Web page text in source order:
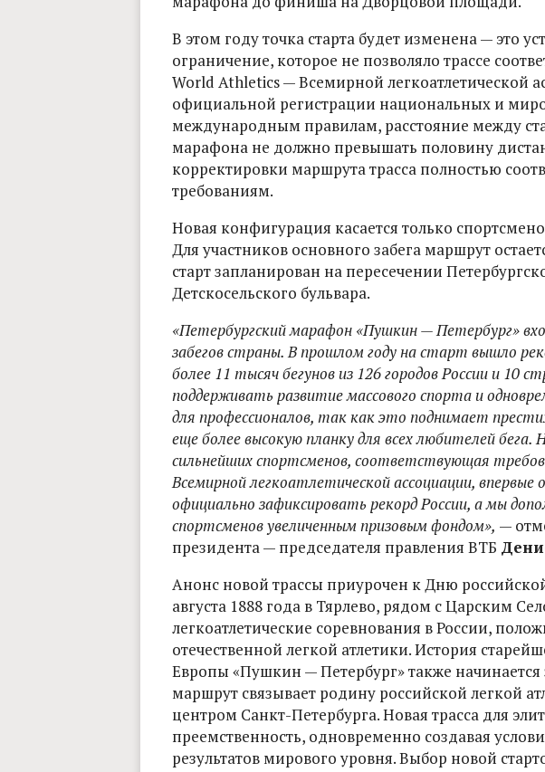
В этом году точка старта будет изменена — это
ограничение, которое не позволяло трассе
World Athletics — Всемирной легкоатлетической
официальной регистрации национальных и
международным правилам, расстояние между
марафона не должно превышать половину
корректировки маршрута трасса полностью
требованиям.
Новая конфигурация касается только
Для участников основного забега маршрут
старт запланирован на пересечении
Детскосельского бульвара.
«Петербургский марафон «Пушкин — Петербург»
забегов страны. В прошлом году на старт вышло
более 11 тысяч бегунов из 126 городов России и 10
поддерживать развитие массового спорта и
для профессионалов, так как это поднимает
еще более высокую планку для всех любителей бега.
сильнейших спортсменов, соответствующая
Всемирной легкоатлетической ассоциации,
официально зафиксировать рекорд России, а мы
спортсменов увеличенным призовым фондом», —
президента — председателя правления ВТБ
Анонс новой трассы приурочен к Дню
августа 1888 года в Тярлево, рядом с Царским
легкоатлетические соревнования в России,
отечественной легкой атлетики. История
Европы «Пушкин — Петербург» также начинается
маршрут связывает родину российской легкой
центром Санкт-Петербурга. Новая трасса для
преемственность, одновременно создавая
результатов мирового уровня. Выбор новой